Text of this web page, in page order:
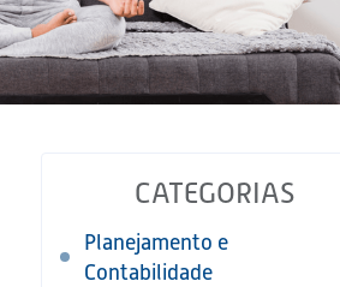
CATEGORIAS
Planejamento e
Contabilidade